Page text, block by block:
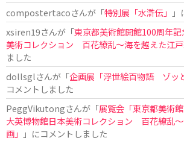
compostertacoさんが「特別展「水滸伝」
xsiren19さんが「東京都美術館開館100周年
美術コレクション 百花繚乱～海を越えた江
ました
dollsglさんが「企画展「浮世絵百物語 ゾッ
コメントしました
PeggVikutongさんが「展覧会「東京都美術
大英博物館日本美術コレクション 百花繚乱
画」
」にコメントしました